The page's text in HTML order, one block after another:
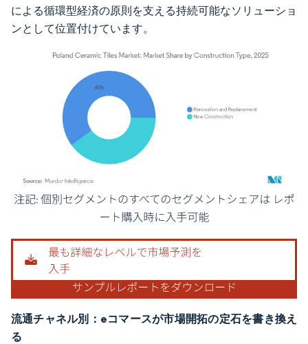
による循環型経済の原則を支える持続可能なソリューショ
ンとして位置付けています。
画像 © Mordor Intelligence。再利用にはCC BY 4.0の表示が必要です。
流通チャネル別：eコマースが市場開拓の定石を書き換え
る